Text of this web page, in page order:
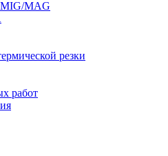
MIG/MAG
резки
работ